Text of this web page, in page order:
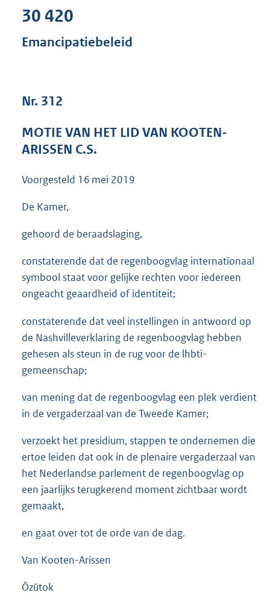
e
30 420
Emancipatiebeleid
Nr. 312
MOTIE VAN HET LID VAN KOOTEN-
ARISSEN C.S.
Voorgesteld 16 mei 2019
De Kamer,
gehoord de beraadslaging,
constaterende dat de regenboogvlag internationaal
symbool staat voor gelijke rechten voor iedereen
ongeacht geaardheid of identiteit;
constaterende dat veel instellingen in antwoord op
de Nashvilleverklaring de regenboogvlag hebben
gehesen als steun in de rug voor de lhbti-
gemeenschap;
van mening dat de regenboogvlag een plek verdient
in de vergaderzaal van de Tweede Kamer;
verzoekt het presidium, stappen te ondernemen die
ertoe leiden dat ook in de plenaire vergaderzaal van
het Nederlandse parlement de regenboogvlag op
een jaarlijks terugkerend moment zichtbaar wordt
gemaakt,
en gaat over tot de orde van de dag.
Van Kooten-Arissen
Özütok